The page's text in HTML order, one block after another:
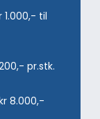
til
pr.stk.
8.000,-